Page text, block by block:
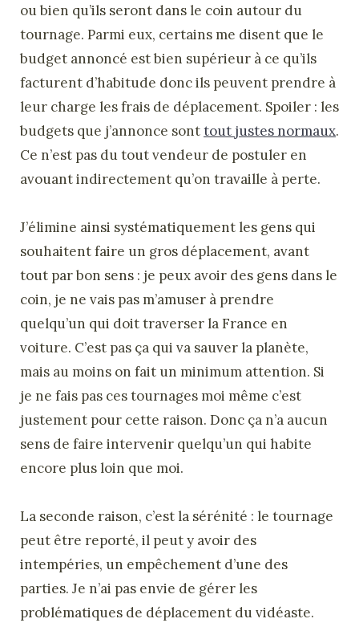
ou bien qu’ils seront dans le coin autour du
tournage. Parmi eux, certains me disent que le
budget annoncé est bien supérieur à ce qu’ils
facturent d’habitude donc ils peuvent prendre à
leur charge les frais de déplacement. Spoiler : les
budgets que j’annonce sonttout justes normaux.
Ce n’est pas du tout vendeur de postuler en
avouant indirectement qu’on travaille à perte.
J’élimine ainsi systématiquement les gens qui
souhaitent faire un gros déplacement, avant
tout par bon sens : je peux avoir des gens dans le
coin, je ne vais pas m’amuser à prendre
quelqu’un qui doit traverser la France en
voiture. C’est pas ça qui va sauver la planète,
mais au moins on fait un minimum attention. Si
je ne fais pas ces tournages moi même c’est
justement pour cette raison. Donc ça n’a aucun
sens de faire intervenir quelqu’un qui habite
encore plus loin que moi.
La seconde raison, c’est la sérénité : le tournage
peut être reporté, il peut y avoir des
intempéries, un empêchement d’une des
parties. Je n’ai pas envie de gérer les
problématiques de déplacement du vidéaste.